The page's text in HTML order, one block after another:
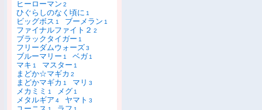
ヒーローマン 2
ひぐらしのなく頃に 1
ビッグボス 1 ブーメラン 1
ファイナルファイト２ 2
ブラックタイガー 1
フリーダムウォーズ3
ブルーマリー 1 ベガ 1
マキ 1 マスター 1
まどか☆マギカ 2
まどかマギカ 1 マリ 3
メカミミ 1 メグ 1
メタルギア 4 ヤマト 3